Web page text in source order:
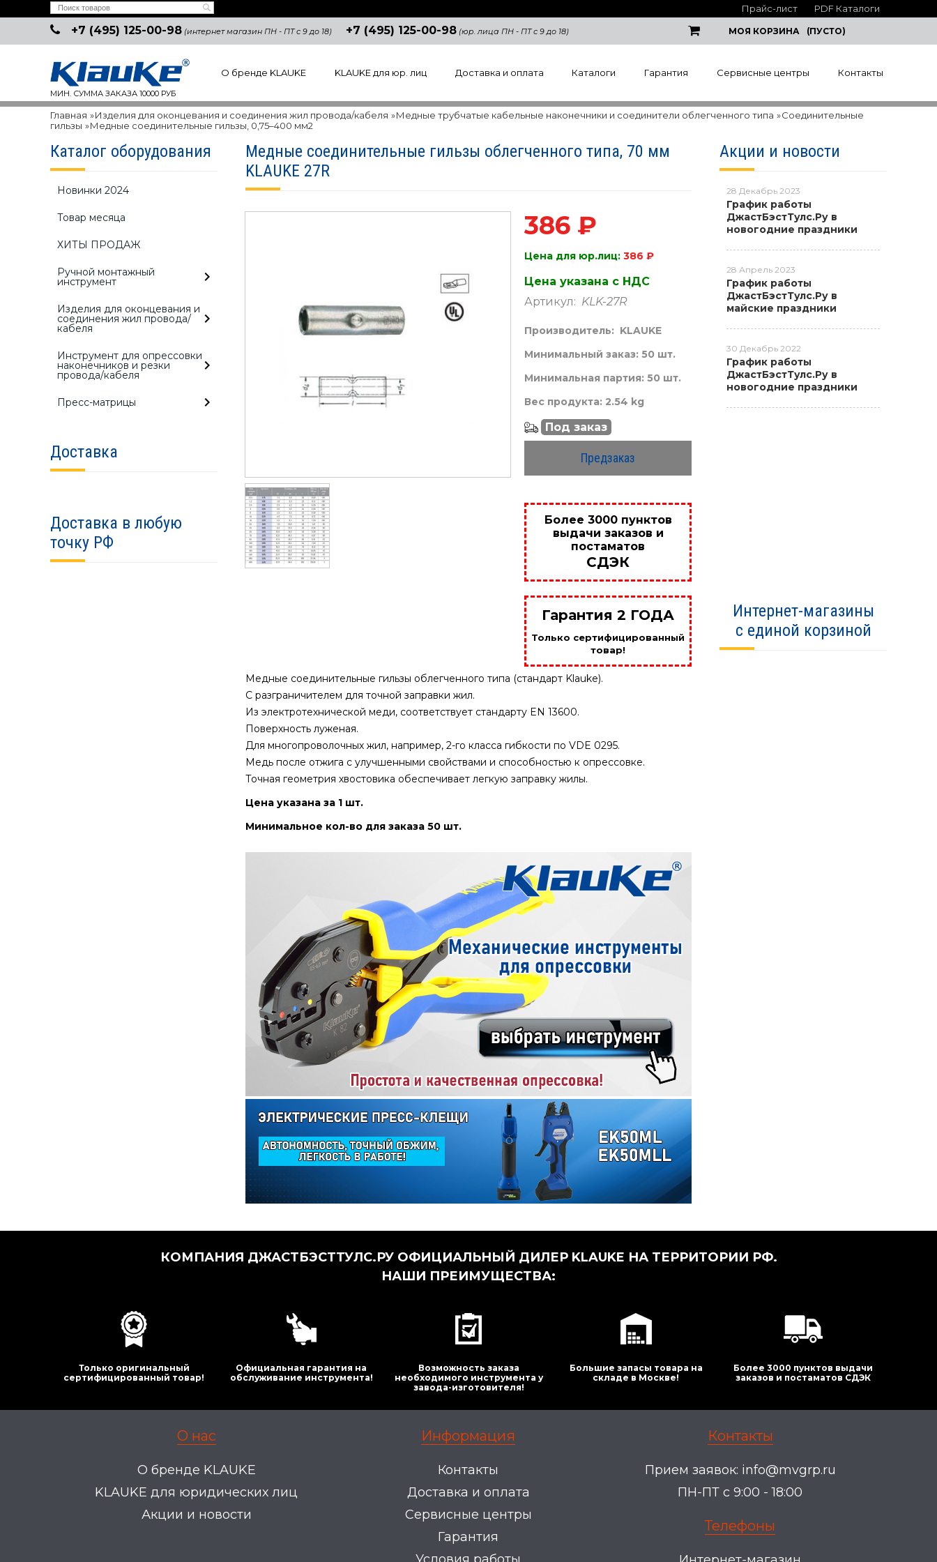
Прайс-лист PDF Каталоги
+7 (495) 125-00-98 (интернет магазин ПН - ПТ с 9 до 18) +7 (495) 125-00-98 (юр. лица ПН - ПТ с 9 до 18) МОЯ КОРЗИНА (ПУСТО)
МИН. СУММА ЗАКАЗА 10000 РУБ
О бренде KLAUKE KLAUKE для юр. лиц Доставка и оплата Каталоги Гарантия Сервисные центры Контакты
Каталог оборудования
Новинки 2024
Товар месяца
ХИТЫ ПРОДАЖ
Ручной монтажный
инструмент
Изделия для оконцевания и
соединения жил провода/
кабеля
Инструмент для опрессовки
наконечников и резки
провода/кабеля
Пресс-матрицы
Доставка
Доставка в любую
точку РФ
Главная »Изделия для оконцевания и соединения жил провода/кабеля »Медные трубчатые кабельные наконечники и соединители облегченного типа »Соединительные
гильзы »Медные соединительные гильзы, 0,75–400 мм2
Медные соединительные гильзы облегченного типа, 70 мм
KLAUKE 27R
386 ₽
Цена для юр.лиц: 386 ₽
Цена указана с НДС
Артикул: KLK-27R
Производитель: KLAUKE
Минимальный заказ: 50 шт.
Минимальная партия: 50 шт.
Вес продукта: 2.54 kg
Под заказ
Предзаказ
Более 3000 пунктов
выдачи заказов и
постаматов
СДЭК
Гарантия 2 ГОДА
Только сертифицированный
товар!
Медные соединительные гильзы облегченного типа (стандарт Klauke).
С разграничителем для точной заправки жил.
Из электротехнической меди, соответствует стандарту EN 13600.
Поверхность луженая.
Для многопроволочных жил, например, 2-го класса гибкости по VDE 0295.
Медь после отжига с улучшенными свойствами и способностью к опрессовке.
Точная геометрия хвостовика обеспечивает легкую заправку жилы.
Цена указана за 1 шт.
Минимальное кол-во для заказа 50 шт.
Акции и новости
28 Декабрь 2023
График работы
ДжастБэстТулс.Ру в
новогодние праздники
28 Апрель 2023
График работы
ДжастБэстТулс.Ру в
майские праздники
30 Декабрь 2022
График работы
ДжастБэстТулс.Ру в
новогодние праздники
Интернет-магазины
с единой корзиной
КОМПАНИЯ ДЖАСТБЭСТТУЛС.РУ ОФИЦИАЛЬНЫЙ ДИЛЕР KLAUKE НА ТЕРРИТОРИИ РФ.
НАШИ ПРЕИМУЩЕСТВА:
Только оригинальный
сертифицированный товар!
Официальная гарантия на
обслуживание инструмента!
Возможность заказа
необходимого инструмента у
завода-изготовителя!
Большие запасы товара на
складе в Москве!
Более 3000 пунктов выдачи
заказов и постаматов СДЭК
О нас
О бренде KLAUKE
KLAUKE для юридических лиц
Акции и новости
Информация
Контакты
Доставка и оплата
Сервисные центры
Гарантия
Контакты
Прием заявок: info@mvgrp.ru
ПН-ПТ с 9:00 - 18:00
Телефоны